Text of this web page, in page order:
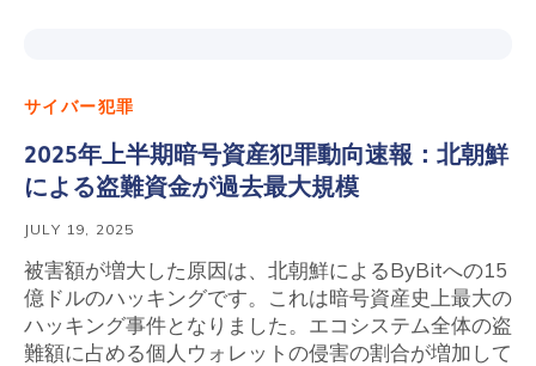
サイバー犯罪
2025年上半期暗号資産犯罪動向速報：北朝鮮
による盗難資金が過去最大規模
JULY 19, 2025
被害額が増大した原因は、北朝鮮によるByBitへの15
億ドルのハッキングです。これは暗号資産史上最大の
ハッキング事件となりました。エコシステム全体の盗
難額に占める個人ウォレットの侵害の割合が増加して